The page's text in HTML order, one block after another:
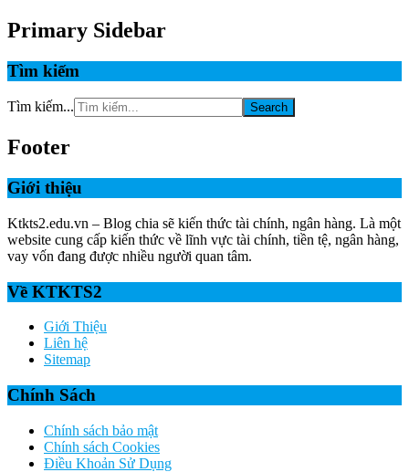
Primary Sidebar
Tìm kiếm
Tìm kiếm...
Footer
Giới thiệu
Ktkts2.edu.vn – Blog chia sẽ kiến thức tài chính, ngân hàng. Là một
website cung cấp kiến thức về lĩnh vực tài chính, tiền tệ, ngân hàng,
vay vốn đang được nhiều người quan tâm.
Về KTKTS2
Giới Thiệu
Liên hệ
Sitemap
Chính Sách
Chính sách bảo mật
Chính sách Cookies
Điều Khoản Sử Dụng